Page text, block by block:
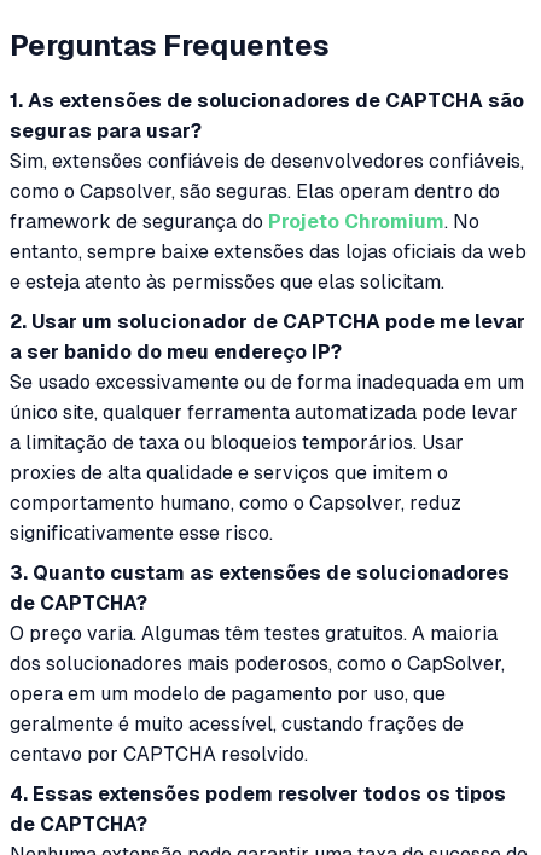
Perguntas Frequentes
1. As extensões de solucionadores de CAPTCHA são
seguras para usar?
Sim, extensões confiáveis de desenvolvedores confiáveis,
como o Capsolver, são seguras. Elas operam dentro do
framework de segurança do Projeto Chromium. No
entanto, sempre baixe extensões das lojas oficiais da web
e esteja atento às permissões que elas solicitam.
2. Usar um solucionador de CAPTCHA pode me levar
a ser banido do meu endereço IP?
Se usado excessivamente ou de forma inadequada em um
único site, qualquer ferramenta automatizada pode levar
a limitação de taxa ou bloqueios temporários. Usar
proxies de alta qualidade e serviços que imitem o
comportamento humano, como o Capsolver, reduz
significativamente esse risco.
3. Quanto custam as extensões de solucionadores
de CAPTCHA?
O preço varia. Algumas têm testes gratuitos. A maioria
dos solucionadores mais poderosos, como o CapSolver,
opera em um modelo de pagamento por uso, que
geralmente é muito acessível, custando frações de
centavo por CAPTCHA resolvido.
4. Essas extensões podem resolver todos os tipos
de CAPTCHA?